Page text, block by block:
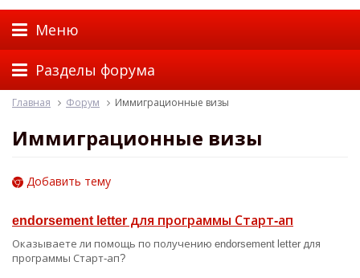
Меню
Разделы форума
Главная Форум Иммиграционные визы
Иммиграционные визы
Добавить тему
endorsement letter для программы Старт-ап
Оказываете ли помощь по получению endorsement letter для
программы Старт-ап?